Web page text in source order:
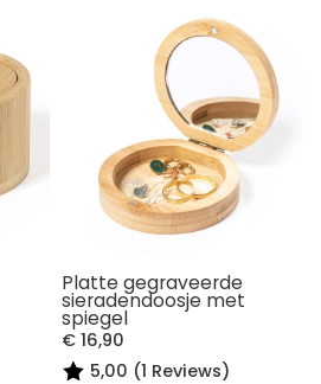
Platte gegraveerde
sieradendoosje met
spiegel
€ 16,90
5,00 (1 Reviews)